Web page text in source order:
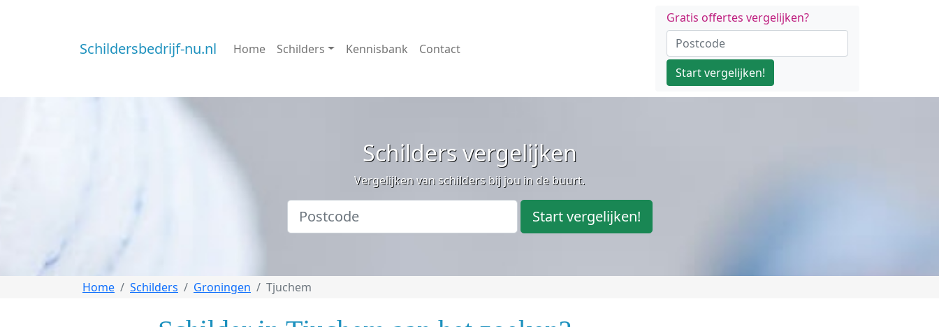
Schildersbedrijf-nu.nl Home Schilders Kennisbank Contact
Gratis offertes vergelijken?
Start vergelijken!
Schilders vergelijken
Vergelijken van schilders bij jou in de buurt.
Start vergelijken!
Home Schilders Groningen Tjuchem